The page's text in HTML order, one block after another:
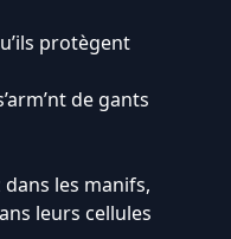
protègent
de gants
les manifs,
leurs cellules